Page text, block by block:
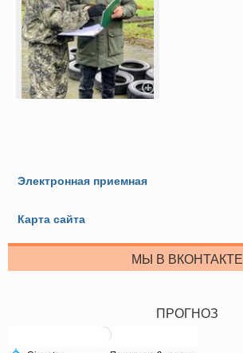
Электронная приемная
Карта сайта
МЫ В ВКОНТАКТЕ
ПРОГНОЗ